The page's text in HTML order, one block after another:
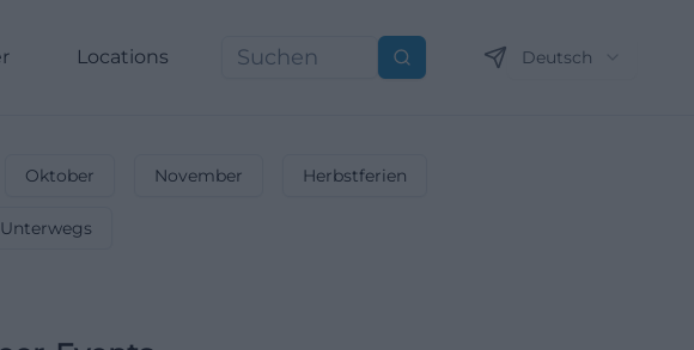
Locations Suchen Deutsch
Oktober November Herbstferien
Unterwegs